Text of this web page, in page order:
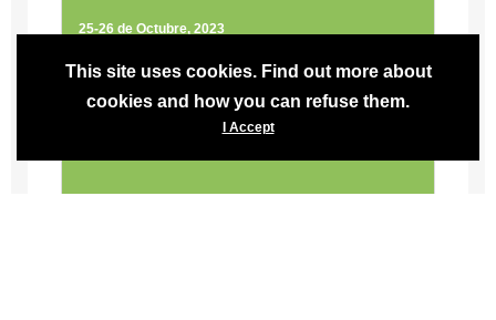
25-26 de Octubre, 2023
Auditorio de la Facultad de Ciencias Políticas y
This site uses cookies. Find out more about
cookies and how you can refuse them.
I Accept